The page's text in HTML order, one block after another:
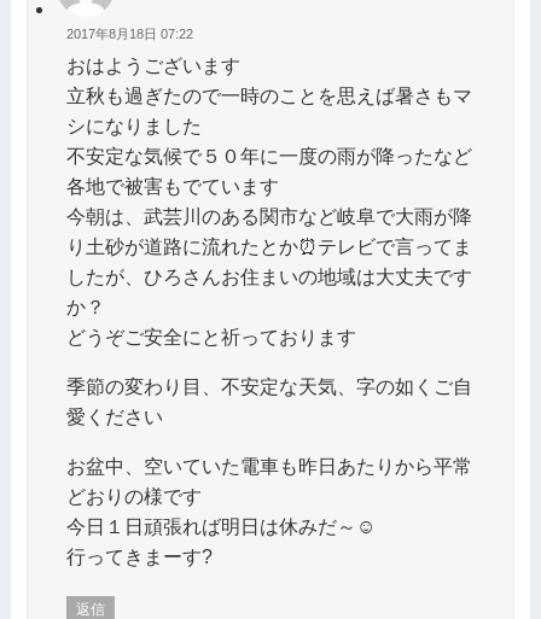
2017年8月18日 07:22
おはようございます
立秋も過ぎたので一時のことを思えば暑さもマ
シになりました
不安定な気候で５０年に一度の雨が降ったなど
各地で被害もでています
今朝は、武芸川のある関市など岐阜で大雨が降
り土砂が道路に流れたとか⏰テレビで言ってま
したが、ひろさんお住まいの地域は大丈夫です
か？
どうぞご安全にと祈っております
季節の変わり目、不安定な天気、字の如くご自
愛ください
お盆中、空いていた電車も昨日あたりから平常
どおりの様です
今日１日頑張れば明日は休みだ～☺
行ってきまーす?
返信